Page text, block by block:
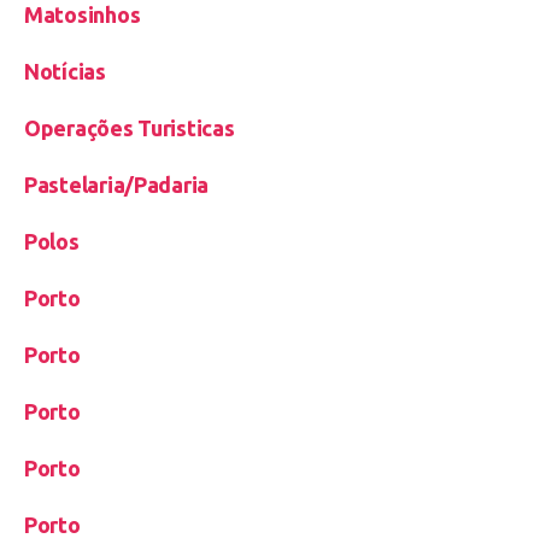
Matosinhos
Notícias
Operações Turisticas
Pastelaria/Padaria
Polos
Porto
Porto
Porto
Porto
Porto